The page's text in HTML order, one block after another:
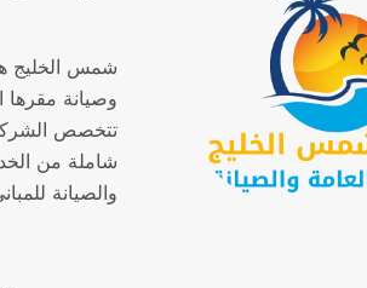
شمس الخليج
وصيانة مقرها
تتخصص
شاملة من
والصيانة